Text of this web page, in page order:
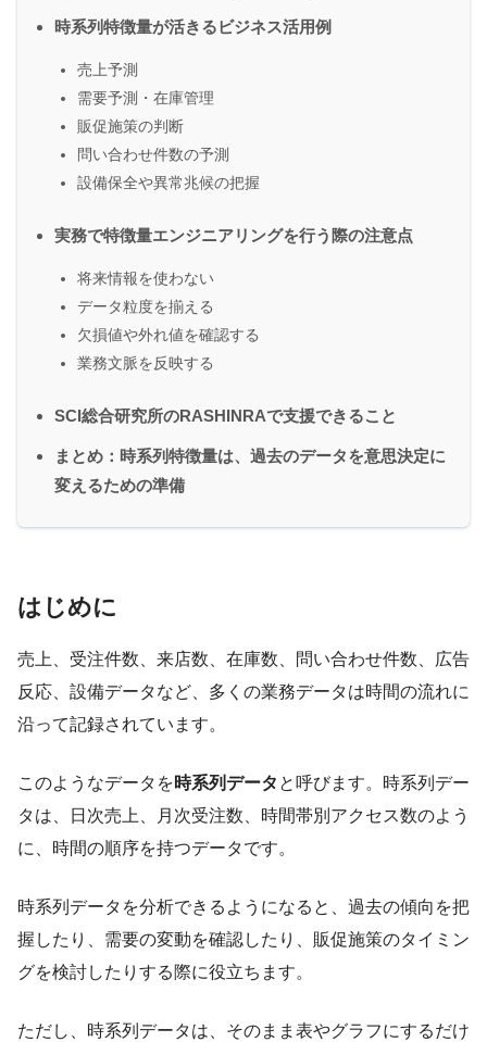
時系列特徴量が活きるビジネス活用例
売上予測
需要予測・在庫管理
販促施策の判断
問い合わせ件数の予測
設備保全や異常兆候の把握
実務で特徴量エンジニアリングを行う際の注意点
将来情報を使わない
データ粒度を揃える
欠損値や外れ値を確認する
業務文脈を反映する
SCI総合研究所のRASHINRAで支援できること
まとめ：時系列特徴量は、過去のデータを意思決定に
変えるための準備
はじめに
売上、受注件数、来店数、在庫数、問い合わせ件数、広告
反応、設備データなど、多くの業務データは時間の流れに
沿って記録されています。
このようなデータを時系列データ と呼びます。時系列デー
タは、日次売上、月次受注数、時間帯別アクセス数のよう
に、時間の順序を持つデータです。
時系列データを分析できるようになると、過去の傾向を把
握したり、需要の変動を確認したり、販促施策のタイミン
グを検討したりする際に役立ちます。
ただし、時系列データは、そのまま表やグラフにするだけ